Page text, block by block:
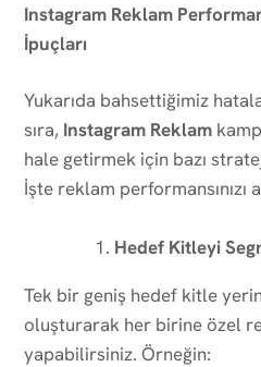
Instagram Reklam
İpuçları
Yukarıda bahsettiğimiz
sıra, Instagram Reklam
hale getirmek için bazı
İşte reklam performansınızı
Hedef Kitleyi
Tek bir geniş hedef kitle
oluşturarak her birine özel
yapabilirsiniz. Örneğin: